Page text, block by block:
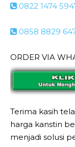
0822 1474
0858 8829
ORDER VIA
Terima kasih
harga kanstin
menjadi solusi